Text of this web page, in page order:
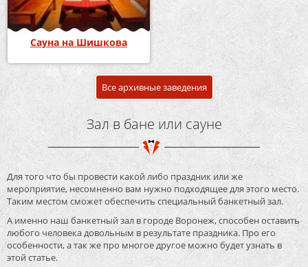
Сауна на Шишкова
Все архивные заведения
Зал в бане или сауне
Для того что бы провести какой либо праздник или же
мероприятие, несомненно вам нужно подходящее для этого место.
Таким местом сможет обеспечить специальный банкетный зал.
А именно наш банкетный зал в городе Воронеж, способен оставить
любого человека довольным в результате праздника. Про его
особенности, а так же про многое другое можно будет узнать в
этой статье.